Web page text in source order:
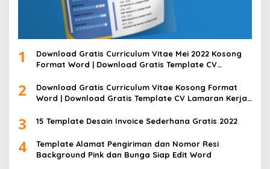
1
Download Gratis Curriculum Vitae Mei 2022 Kosong
Format Word | Download Gratis Template CV
2
Download Gratis Curriculum Vitae Kosong Format
Word | Download Gratis Template CV Lamaran Kerja
3 15 Template Desain Invoice Sederhana Gratis 2022
4
Template Alamat Pengiriman dan Nomor Resi
Background Pink dan Bunga Siap Edit Word